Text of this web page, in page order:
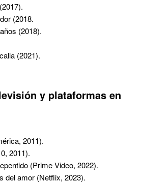
(2018.
(2018).
(2021).
y plataformas en
2011).
2011).
(Prime Video, 2022).
del amor (Netflix, 2023).